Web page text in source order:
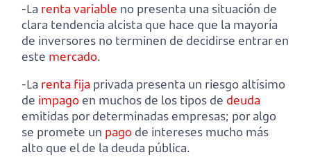
-La renta variable no presenta una situación de
clara tendencia alcista que hace que la mayoría
de inversores no terminen de decidirse entrar en
este mercado.
-La renta fija privada presenta un riesgo altísimo
de impagoen muchos de los tipos de deuda
emitidas por determinadas empresas; por algo
se promete un pago de intereses mucho más
alto que el de la deuda pública.